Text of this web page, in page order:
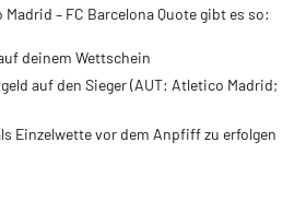
– FC Barcelona Quote gibt es so:
deinem Wettschein
auf den Sieger (AUT: Atletico Madrid;
Einzelwette vor dem Anpfiff zu erfolgen